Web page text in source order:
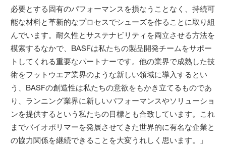
必要とする固有のパフォーマンスを損なうことなく、持続可
能な材料と革新的なプロセスでシューズを作ることに取り組
んでいます。耐久性とサステナビリティを両立させる方法を
模索するなかで、BASFは私たちの製品開発チームをサポー
トしてくれる重要なパートナーです。他の業界で成熟した技
術をフットウエア業界のような新しい領域に導入するとい
う、BASFの創造性は私たちの意欲をもかき立てるものであ
り、ランニング業界に新しいパフォーマンスやソリューショ
ンを提供するという私たちの目標とも合致しています。これ
までバイオポリマーを発展させてきた世界的に有名な企業と
の協力関係を継続できることを大変うれしく思います。」